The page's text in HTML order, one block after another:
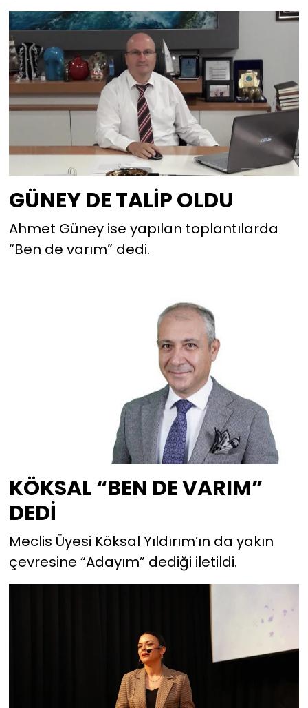
GÜNEY DE TALİP OLDU
Ahmet Güney ise yapılan toplantılarda
“Ben de varım” dedi.
KÖKSAL “BEN DE VARIM”
DEDİ
Meclis Üyesi Köksal Yıldırım’ın da yakın
çevresine “Adayım” dediği iletildi.